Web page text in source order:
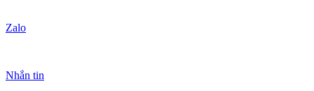
Zalo
Nhắn tin